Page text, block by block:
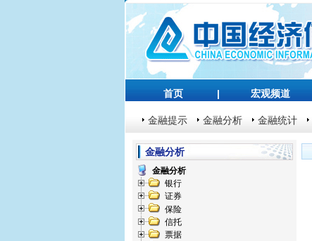
首页 | 宏观频道
金融提示 金融分析 金融统计
金融分析
金融分析
银行
证券
保险
信托
票据